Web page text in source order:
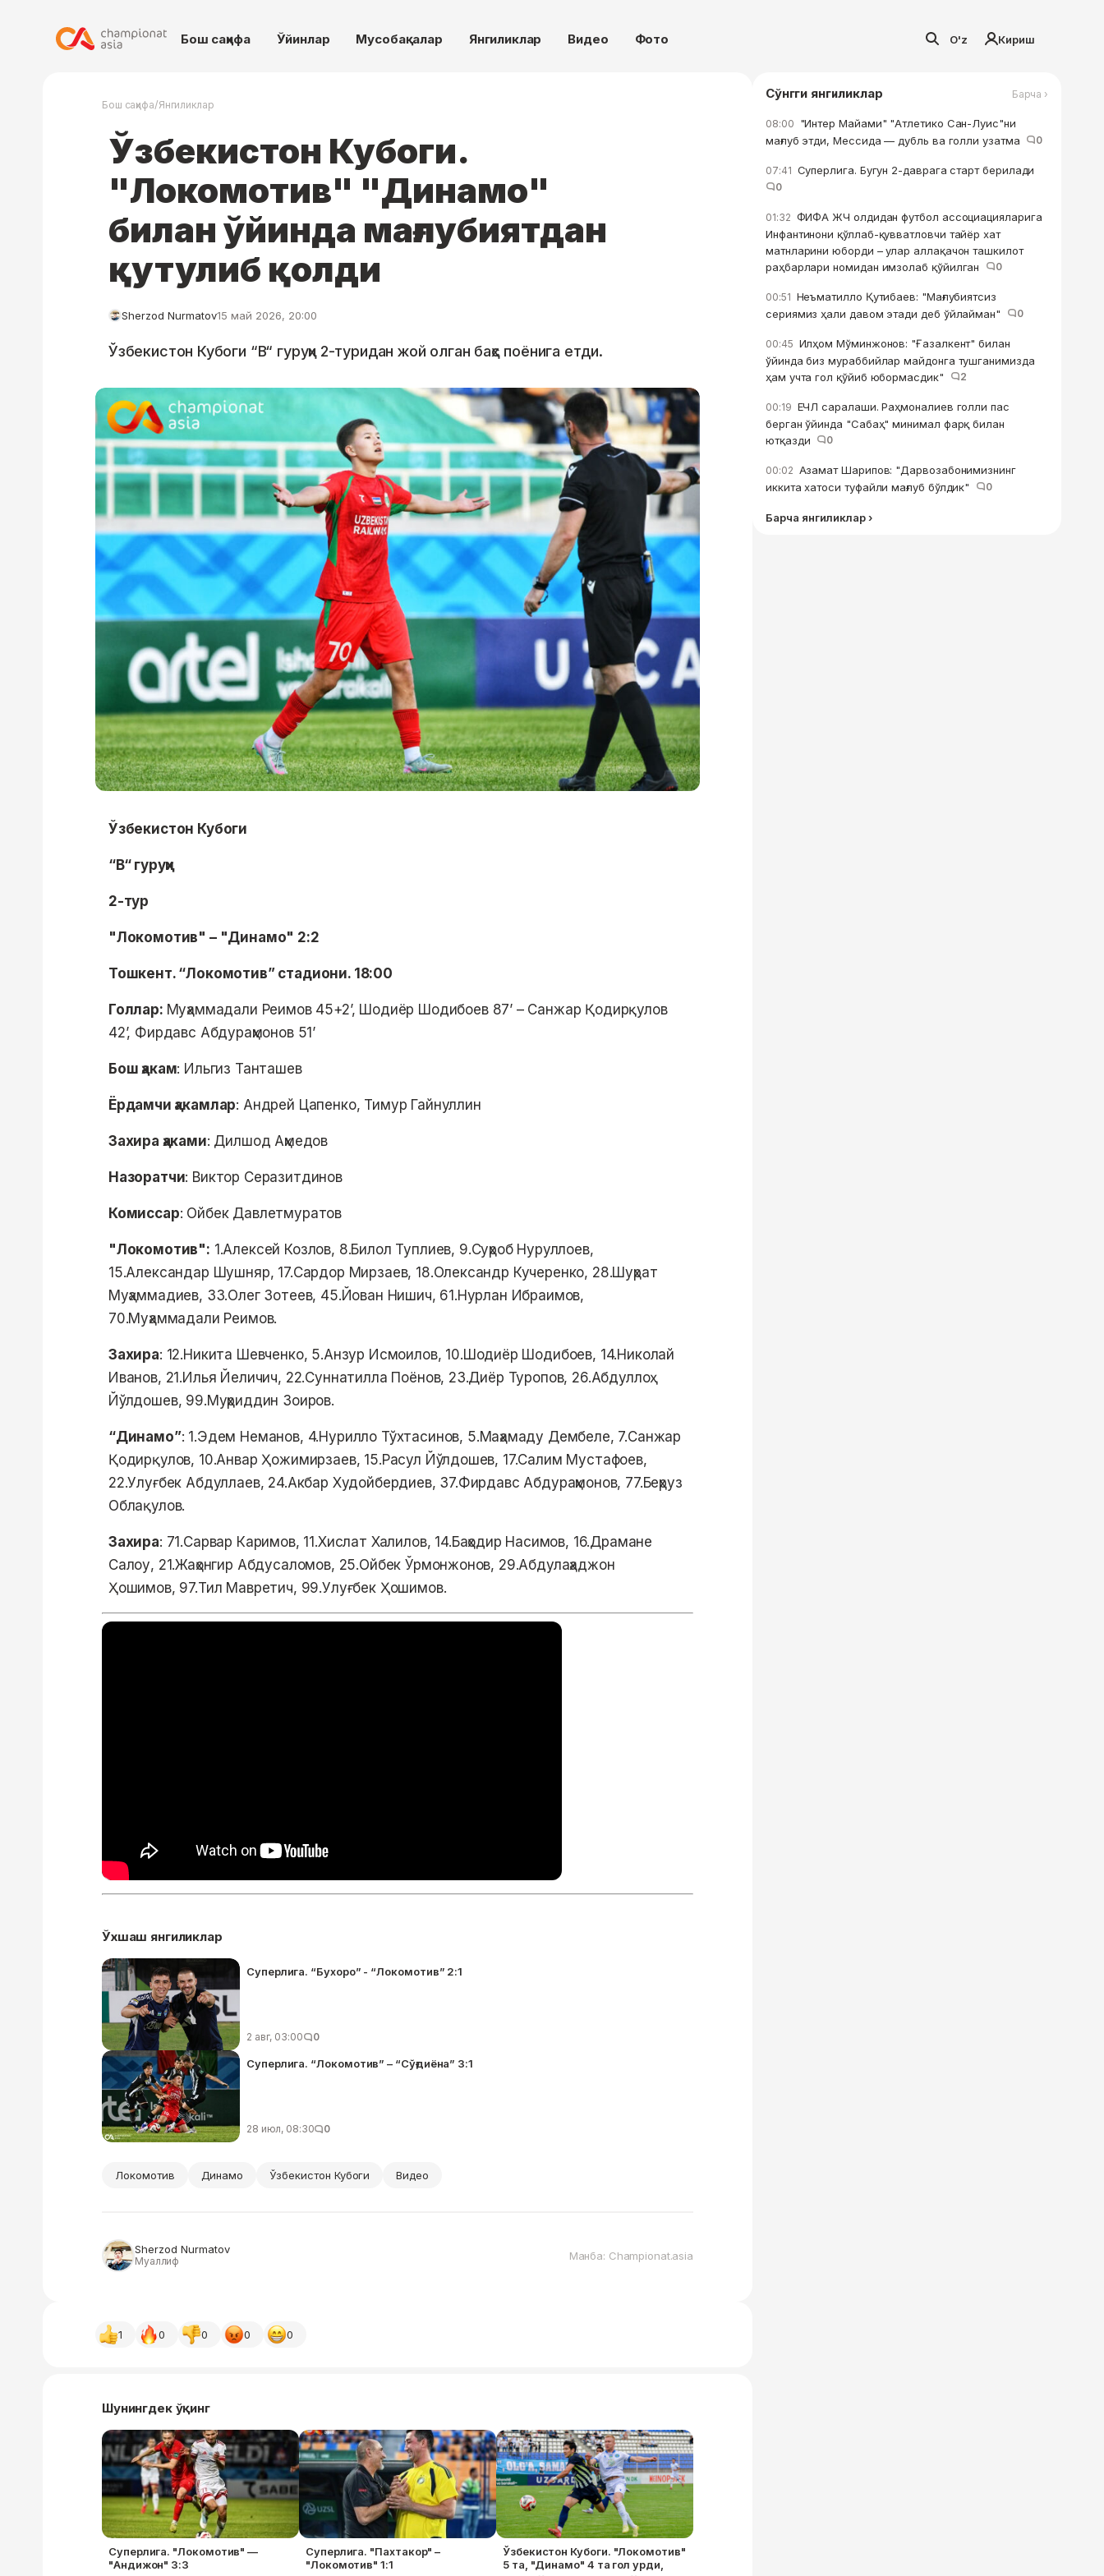
Бош саҳифа Ўйинлар Мусобақалар Янгиликлар Видео Фото O'z Кириш
Бош саҳифа/Янгиликлар
Ўзбекистон Кубоги.
"Локомотив" "Динамо"
билан ўйинда мағлубиятдан
қутулиб қолди
Sherzod Nurmatov15 май 2026, 20:00
Ўзбекистон Кубоги “B“ гуруҳи 2-туридан жой олган баҳс поёнига етди.
Ўзбекистон Кубоги
“B“ гуруҳи
2-тур
"Локомотив" – "Динамо" 2:2
Тошкент. “Локомотив” стадиони. 18:00
Голлар: Муҳаммадали Реимов 45+2’, Шодиёр Шодибоев 87’ – Санжар Қодирқулов
42’, Фирдавс Абдураҳмонов 51’
Бош ҳакам: Ильгиз Танташев
Ёрдамчи ҳакамлар: Андрей Цапенко, Тимур Гайнуллин
Захира ҳаками: Дилшод Аҳмедов
Назоратчи: Виктор Серазитдинов
Комиссар: Ойбек Давлетмуратов
"Локомотив": 1.Алексей Козлов, 8.Билол Туплиев, 9.Суҳроб Нуруллоев,
15.Александар Шушняр, 17.Сардор Мирзаев, 18.Олександр Кучеренко, 28.Шуҳрат
Муҳаммадиев, 33.Олег Зотеев, 45.Йован Нишич, 61.Нурлан Ибраимов,
70.Муҳаммадали Реимов.
Захира: 12.Никита Шевченко, 5.Анзур Исмоилов, 10.Шодиёр Шодибоев, 14.Николай
Иванов, 21.Илья Йеличич, 22.Суннатилла Поёнов, 23.Диёр Туропов, 26.Абдуллоҳ
Йўлдошев, 99.Муҳриддин Зоиров.
“Динамо”: 1.Эдем Неманов, 4.Нурилло Тўхтасинов, 5.Маҳамаду Дембеле, 7.Санжар
Қодирқулов, 10.Анвар Ҳожимирзаев, 15.Расул Йўлдошев, 17.Салим Мустафоев,
22.Улуғбек Абдуллаев, 24.Акбар Худойбердиев, 37.Фирдавс Абдураҳмонов, 77.Беҳруз
Облақулов.
Захира: 71.Сарвар Каримов, 11.Хислат Халилов, 14.Баҳодир Насимов, 16.Драмане
Салоу, 21.Жаҳонгир Абдусаломов, 25.Ойбек Ўрмонжонов, 29.Абдулаҳаджон
Ҳошимов, 97.Тил Мавретич, 99.Улуғбек Ҳошимов.
Ўхшаш янгиликлар
Суперлига. “Бухоро” - “Локомотив” 2:1
2 авг, 03:00 0
Суперлига. “Локомотив” – “Сўғдиёна” 3:1
28 июл, 08:30 0
Локомотив Динамо Ўзбекистон Кубоги Видео
Sherzod Nurmatov
Муаллиф Манба: Championat.asia
1 0 0 0 0
Шунингдек ўқинг
Суперлига. "Локомотив" —
"Андижон" 3:3
Суперлига. "Пахтакор" –
"Локомотив" 1:1
Ўзбекистон Кубоги. "Локомотив"
5 та, "Динамо" 4 та гол урди,
Сўнгги янгиликлар Барча ›
08:00 "Интер Майами" "Атлетико Сан-Луис"ни
мағлуб этди, Мессида — дубль ва голли узатма
0
07:41 Суперлига. Бугун 2-даврага старт берилади
0
01:32 ФИФА ЖЧ олдидан футбол ассоциацияларига
Инфантинони қўллаб-қувватловчи тайёр хат
матнларини юборди – улар аллақачон ташкилот
раҳбарлари номидан имзолаб қўйилган
0
00:51 Неъматилло Қутибаев: "Мағлубиятсиз
сериямиз ҳали давом этади деб ўйлайман"
0
00:45 Илҳом Мўминжонов: "Ғазалкент" билан
ўйинда биз мураббийлар майдонга тушганимизда
ҳам учта гол қўйиб юбормасдик"
2
00:19 ЕЧЛ саралаши. Раҳмоналиев голли пас
берган ўйинда "Сабаҳ" минимал фарқ билан
ютқазди
0
00:02 Азамат Шарипов: "Дарвозабонимизнинг
иккита хатоси туфайли мағлуб бўлдик"
0
Барча янгиликлар ›